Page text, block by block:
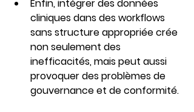
Enfin, intégrer des données
cliniques dans des workflows
sans structure appropriée crée
non seulement des
inefficacités, mais peut aussi
provoquer des problèmes de
gouvernance et de conformité.